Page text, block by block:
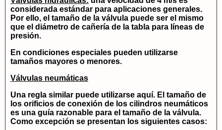
considerada estándar para aplicaciones generales.
Por ello, el tamaño de la válvula puede ser el mismo
que el diámetro de cañería de la tabla para líneas de
presión.
En condiciones especiales pueden utilizarse
tamaños mayores o menores.
Válvulas neumáticas
Una regla similar puede utilizarse aquí. El tamaño de
los orificios de conexión de los cilindros neumáticos
es una guía razonable para el tamaño de la válvula.
Como excepción se presentan los siguientes casos: